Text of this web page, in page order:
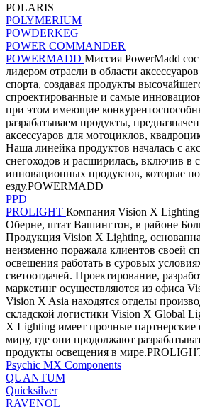
POLARIS
POLYMERIUM
POWDERKEG
POWER COMMANDER
POWERMADD Миссия PowerMadd
лидером отрасли в области
спорта, создавая продукты
спроектированные и самые
при этом имеющие
разрабатываем продукты,
аксессуаров для мотоциклов,
Наша линейка продуктов началась с
снегоходов и расширилась, включив в
инновационных продуктов, которые
езду.POWERMADD
PPD
PROLIGHT Компания Vision X Lighting
Оберне, штат Вашингтон, в районе
Продукция Vision X Lighting,
неизменно поражала клиентов своей
освещения работать в суровых
светоотдачей. Проектирование,
маркетинг осуществляются из офиса
Vision X Asia находятся отделы
складской логистики Vision X Global
X Lighting имеет прочные
миру, где они продолжают
продукты освещения в
Psychic MX Components
QUANTUM
Quicksilver
RAVENOL